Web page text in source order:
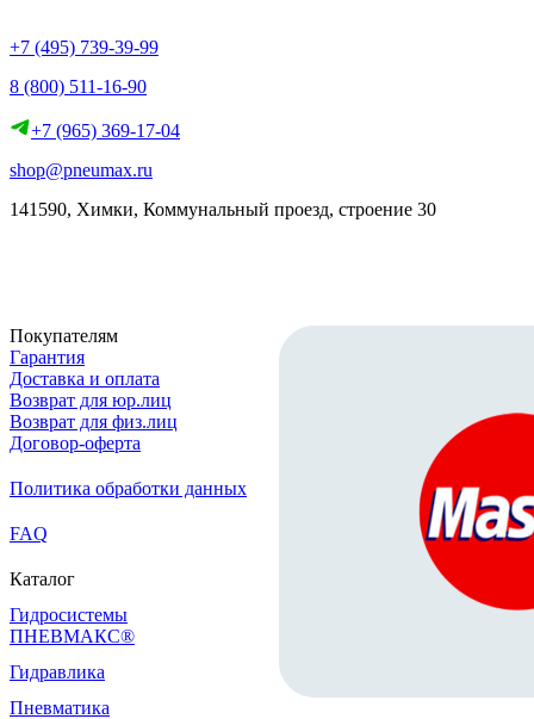
+7 (495) 739-39-99
8 (800) 511-16-90
+7 (965) 369-17-04
shop@pneumax.ru
141590, Химки, Коммунальный проезд, строение 30
Покупателям
Гарантия
Доставка и оплата
Возврат для юр.лиц
Возврат для физ.лиц
Договор-оферта
Политика обработки данных
FAQ
Каталог
Гидросистемы
ПНЕВМАКС®
Гидравлика
Пневматика